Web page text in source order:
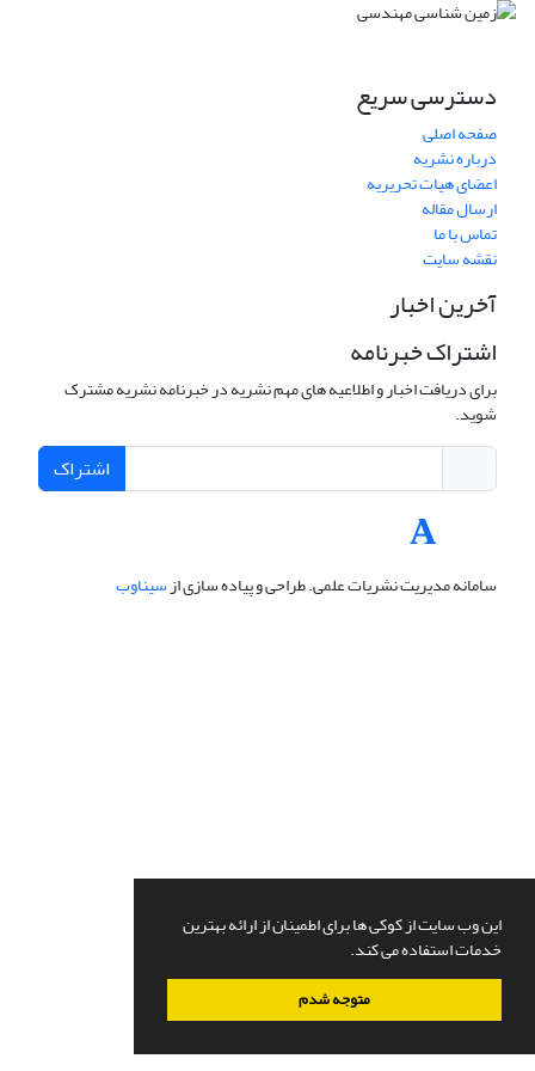
این وب سایت از کوکی ها برای اطمینان از ارائه بهترین
خدمات استفاده می کند.
متوجه شدم
دسترسی سریع
صفحه اصلی
درباره نشریه
اعضای هیات تحریریه
ارسال مقاله
تماس با ما
نقشه سایت
آخرین اخبار
اشتراک خبرنامه
برای دریافت اخبار و اطلاعیه های مهم نشریه در خبرنامه نشریه مشترک
شوید.
اشتراک
سامانه مدیریت نشریات علمی.طراحی و پیاده سازی ازسیناوب